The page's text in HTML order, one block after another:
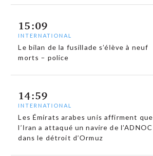
15:09
INTERNATIONAL
Le bilan de la fusillade s’élève à neuf
morts – police
14:59
INTERNATIONAL
Les Émirats arabes unis affirment que
l’Iran a attaqué un navire de l’ADNOC
dans le détroit d’Ormuz